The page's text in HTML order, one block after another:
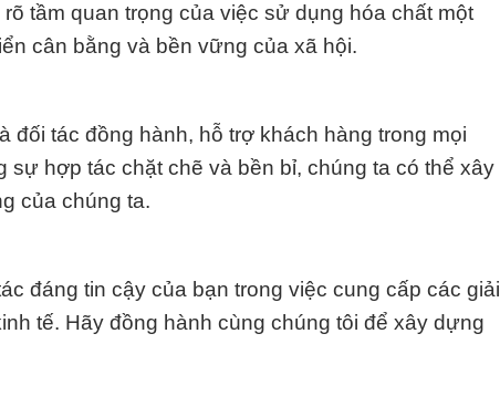
tầm quan trọng của việc sử dụng hóa chất một
cân bằng và bền vững của xã hội.
đối tác đồng hành, hỗ trợ khách hàng trong mọi
sự hợp tác chặt chẽ và bền bỉ, chúng ta có thể xây
của chúng ta.
đáng tin cậy của bạn trong việc cung cấp các giải
tế. Hãy đồng hành cùng chúng tôi để xây dựng